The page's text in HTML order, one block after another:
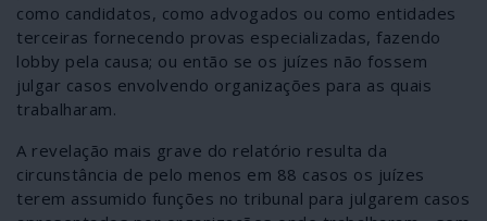
como candidatos, como advogados ou como entidades
terceiras fornecendo provas especializadas, fazendo
lobby pela causa; ou então se os juízes não fossem
julgar casos envolvendo organizações para as quais
trabalharam.
A revelação mais grave do relatório resulta da
circunstância de pelo menos em 88 casos os juízes
terem assumido funções no tribunal para julgarem casos